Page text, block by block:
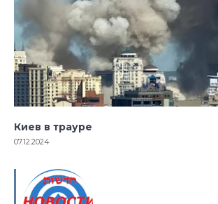
Киев в трауре
07.12.2024